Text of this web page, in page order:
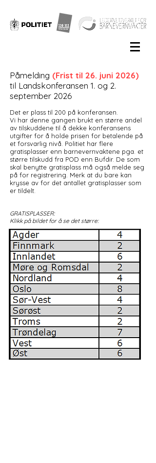
Påmelding (Frist til 26. juni 2026)
til Landskonferansen 1. og 2.
september 2026
Det er plass til 200 på konferansen.
Vi har denne gangen brukt en større andel
av tilskuddene til å dekke konferansens
utgifter for å holde prisen for betalende på
et forsvarlig nivå. Politiet har flere
gratisplasser enn barnevernvaktene pga. et
større tilskudd fra POD enn Bufdir. De som
skal benytte gratisplass må også melde seg
på for registrering. Merk at du bare kan
krysse av for det antallet gratisplasser som
er tildelt.
GRATISPLASSER:
Klikk på bildet for å se det større: